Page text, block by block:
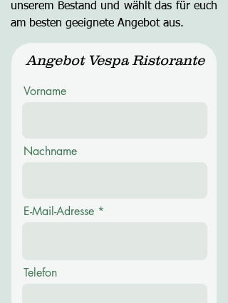
unserem Bestand und wählt das für euch
am besten geeignete Angebot aus.
Angebot Vespa Ristorante
Vorname
Nachname
E-Mail-Adresse
Telefon